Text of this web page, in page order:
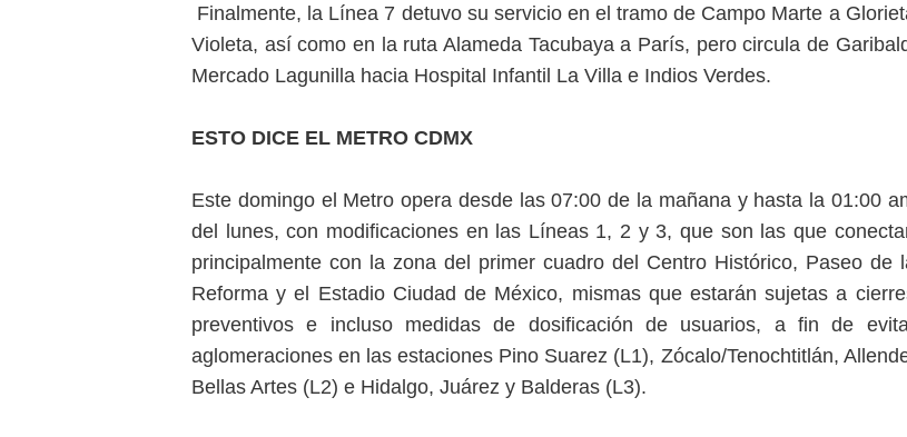
Finalmente, la Línea 7 detuvo su servicio en el tramo de Campo Marte a
Violeta, así como en la ruta Alameda Tacubaya a París, pero circula de
Mercado Lagunilla hacia Hospital Infantil La Villa e Indios Verdes.
ESTO DICE EL METRO CDMX
Este domingo el Metro opera desde las 07:00 de la mañana y hasta la 01:00
del lunes, con modificaciones en las Líneas 1, 2 y 3, que son las que
principalmente con la zona del primer cuadro del Centro Histórico, Paseo de
Reforma y el Estadio Ciudad de México, mismas que estarán sujetas a
preventivos e incluso medidas de dosificación de usuarios, a fin de
aglomeraciones en las estaciones Pino Suarez (L1), Zócalo/Tenochtitlán,
Bellas Artes (L2) e Hidalgo, Juárez y Balderas (L3).